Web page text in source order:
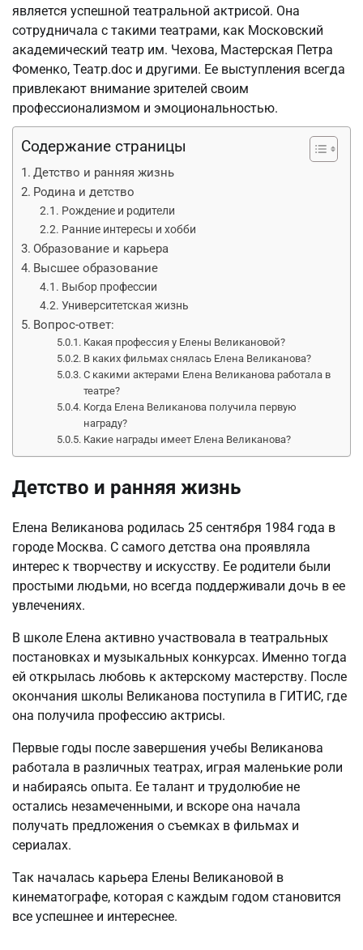
является успешной театральной актрисой. Она
сотрудничала с такими театрами, как Московский
академический театр им. Чехова, Мастерская Петра
Фоменко, Театр.doc и другими. Ее выступления всегда
привлекают внимание зрителей своим
профессионализмом и эмоциональностью.
Содержание страницы
Детство и ранняя жизнь
Родина и детство
Рождение и родители
Ранние интересы и хобби
Образование и карьера
Высшее образование
Выбор профессии
Университетская жизнь
Вопрос-ответ:
Какая профессия у Елены Великановой?
В каких фильмах снялась Елена Великанова?
С какими актерами Елена Великанова работала в
театре?
Когда Елена Великанова получила первую
награду?
Какие награды имеет Елена Великанова?
Детство и ранняя жизнь
Елена Великанова родилась 25 сентября 1984 года в
городе Москва. С самого детства она проявляла
интерес к творчеству и искусству. Ее родители были
простыми людьми, но всегда поддерживали дочь в ее
увлечениях.
В школе Елена активно участвовала в театральных
постановках и музыкальных конкурсах. Именно тогда
ей открылась любовь к актерскому мастерству. После
окончания школы Великанова поступила в ГИТИС, где
она получила профессию актрисы.
Первые годы после завершения учебы Великанова
работала в различных театрах, играя маленькие роли
и набираясь опыта. Ее талант и трудолюбие не
остались незамеченными, и вскоре она начала
получать предложения о съемках в фильмах и
сериалах.
Так началась карьера Елены Великановой в
кинематографе, которая с каждым годом становится
все успешнее и интереснее.